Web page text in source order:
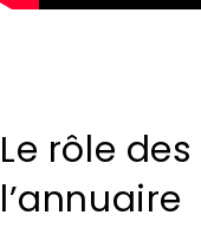
Le rôle
l’annuaire